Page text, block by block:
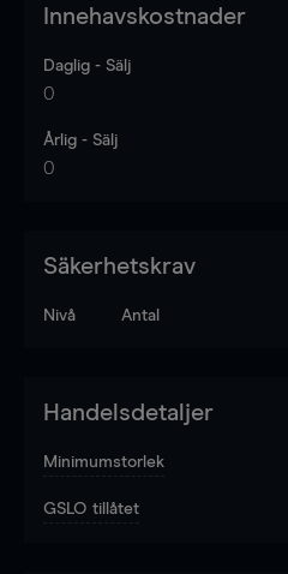
Innehavskostnader
Daglig - Sälj
0
Årlig - Sälj
0
Säkerhetskrav
Nivå Antal
Handelsdetaljer
Minimumstorlek
GSLO tillåtet